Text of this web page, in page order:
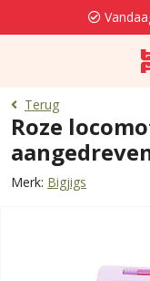
Terug
Roze
Merk: Bigjigs